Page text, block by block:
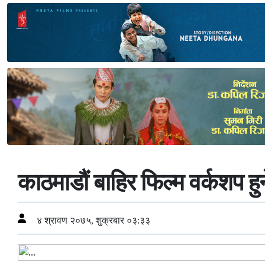
काठमाडौं बाहिर फिल्म वर्कशप
४ श्रावण २०७५, शुक्रबार ०३:३३